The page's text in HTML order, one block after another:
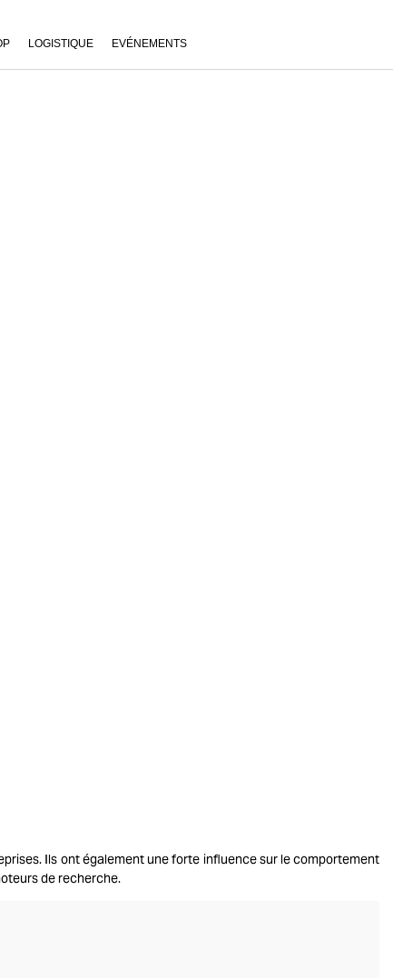
LOGISTIQUE EVÉNEMENTS
Ils ont également une forte influence sur le comportement
de recherche.